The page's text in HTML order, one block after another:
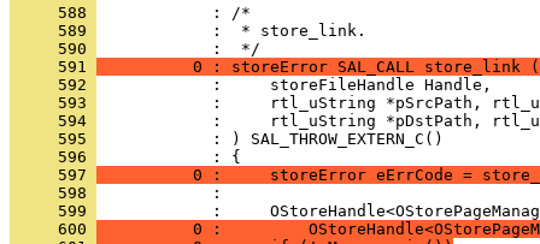
     588
     589
            :  * store_link.
     590
     591
          0 : storeError SAL_CALL store_link (
     592
     593
     594
     595
     596
     597
0 :     storeError eErrCode =
     598
     599
     600
0 :